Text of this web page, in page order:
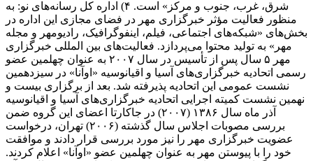
شرق، غرب، جنوب و مرکز» است. ۴) اداره کل رسانه‌های نو: به
منظور فعالیت مؤثر خبرگزاری مهر در فضای مجازی این اداره در
بخش‌های «شبکه‌های اجتماعی، فیلم، اینفوگرافیک، رادیومهر و مجله
مهر» به تولید محتوا می‌پردازد. فعالیت‌های بین المللی خبرگزاری
مهر ۵ سال پس از تأسیس در سال ۲۰۰۷ به عنوان چهلمین عضو
رسمی اتحادیه خبرگزاری‌های آسیا و اقیانوسیه «اوآنا» در سیزدهمین
نشست عمومی این اتحادیه پذیرفته شد. بعد از برگزاری بیست و
نهمین نشست کمیته اجرایی اتحادیه خبرگزاری‌های آسیا و اقیانوسیه
آذر ماه سال ۱۳۸۶ (۲۰۰۷) در جاکارتا اعضای این گروه ضمن
بررسی مصوبات اجلاس سال گذشته (۲۰۰۶) تهران، درخواست
عضویت خبرگزاری مهر را نیز مورد بررسی قرار دادند و موافقت
خود را با پیوستن مهر به عنوان چهلمین عضو «اوآنا» اعلام کردند.